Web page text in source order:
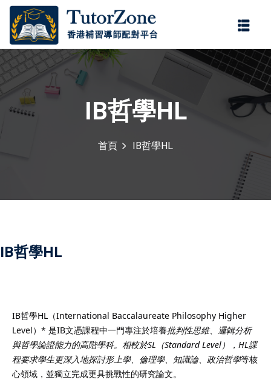
IB哲學HL
首頁 IB哲學HL
IB哲學HL
IB哲學HL（International Baccalaureate Philosophy Higher
Level）* 是IB文憑課程中一門專注於培養批判性思維、邏輯分析
與哲學論證能力的高階學科。相較於SL（Standard Level），HL課
程要求學生更深入地探討形上學、倫理學、知識論、政治哲學等核
心領域，並獨立完成更具挑戰性的研究論文。
登錄